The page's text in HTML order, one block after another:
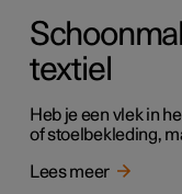
textiel
Heb je een vlek in
of stoelbekleding,
Lees meer